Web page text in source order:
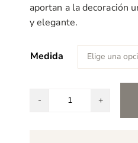
aportan a la decoración
y elegante.
Medida